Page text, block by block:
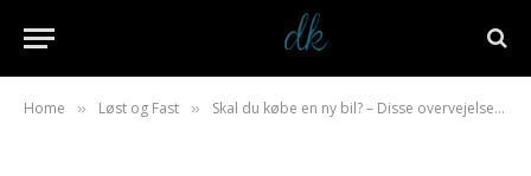
Home » Løst og Fast » Skal du købe en ny bil? – Disse overvejelser bør du gøre dig